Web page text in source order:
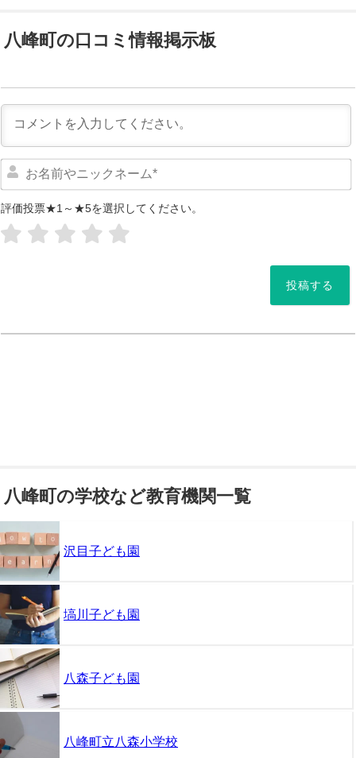
八峰町の口コミ情報掲示板
評価投票★1～★5を選択してください。
八峰町の学校など教育機関一覧
沢目子ども園
塙川子ども園
八森子ども園
八峰町立八森小学校